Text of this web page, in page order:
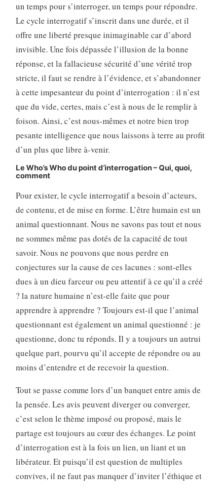
un temps pour s’interroger, un temps pour répondre.
Le cycle interrogatif s’inscrit dans une durée, et il
offre une liberté presque inimaginable car d’abord
invisible. Une fois dépassée l’illusion de la bonne
réponse, et la fallacieuse sécurité d’une vérité trop
stricte, il faut se rendre à l’évidence, et s’abandonner
à cette impesanteur du point d’interrogation : il n’est
que du vide, certes, mais c’est à nous de le remplir à
foison. Ainsi, c’est nous-mêmes et notre bien trop
pesante intelligence que nous laissons à terre au profit
d’un plus que libre à-venir.
Le Who’s Who du point d’interrogation – Qui, quoi,
comment
Pour exister, le cycle interrogatif a besoin d’acteurs,
de contenu, et de mise en forme. L’être humain est un
animal questionnant. Nous ne savons pas tout et nous
ne sommes même pas dotés de la capacité de tout
savoir. Nous ne pouvons que nous perdre en
conjectures sur la cause de ces lacunes : sont-elles
dues à un dieu farceur ou peu attentif à ce qu’il a créé
? la nature humaine n’est-elle faite que pour
apprendre à apprendre ? Toujours est-il que l’animal
questionnant est également un animal questionné : je
questionne, donc tu réponds. Il y a toujours un autrui
quelque part, pourvu qu’il accepte de répondre ou au
moins d’entendre et de recevoir la question.
Tout se passe comme lors d’un banquet entre amis de
la pensée. Les avis peuvent diverger ou converger,
c’est selon le thème imposé ou proposé, mais le
partage est toujours au cœur des échanges. Le point
d’interrogation est à la fois un lien, un liant et un
libérateur. Et puisqu’il est question de multiples
convives, il ne faut pas manquer d’inviter l’éthique et